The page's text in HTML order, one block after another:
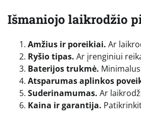
Išmaniojo laikrodžio
Amžius ir poreikiai. Ar
Ryšio tipas. Ar įrenginiui
Baterijos trukmė.
Atsparumas aplinkos
Suderinamumas. Ar
Kaina ir garantija.